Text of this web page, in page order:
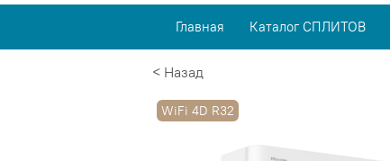
Главная Каталог СПЛИТОВ
< Назад
WiFi 4D R32